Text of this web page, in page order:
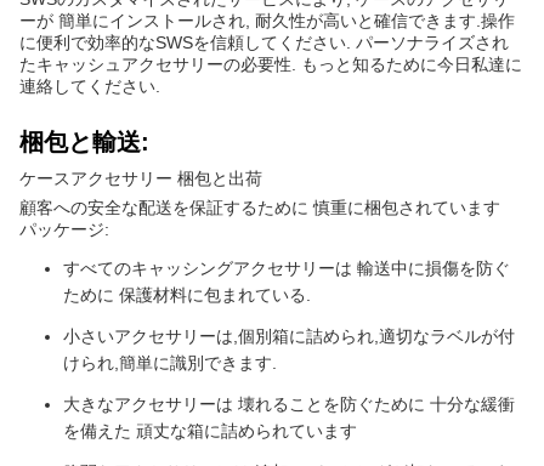
ーが 簡単にインストールされ, 耐久性が高いと確信できます.操作
に便利で効率的なSWSを信頼してください. パーソナライズされ
たキャッシュアクセサリーの必要性. もっと知るために今日私達に
連絡してください.
梱包と輸送:
ケースアクセサリー 梱包と出荷
顧客への安全な配送を保証するために 慎重に梱包されています
パッケージ:
すべてのキャッシングアクセサリーは 輸送中に損傷を防ぐ
ために 保護材料に包まれている.
小さいアクセサリーは,個別箱に詰められ,適切なラベルが付
けられ,簡単に識別できます.
大きなアクセサリーは 壊れることを防ぐために 十分な緩衝
を備えた 頑丈な箱に詰められています